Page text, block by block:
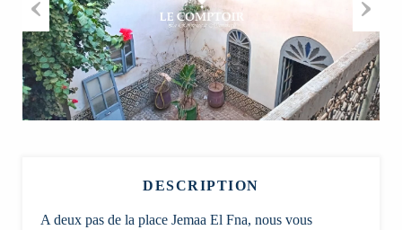
Previous Next
DESCRIPTION
A deux pas de la place Jemaa El Fna, nous vous